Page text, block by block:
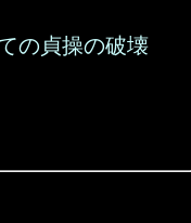
の貞操の破壊